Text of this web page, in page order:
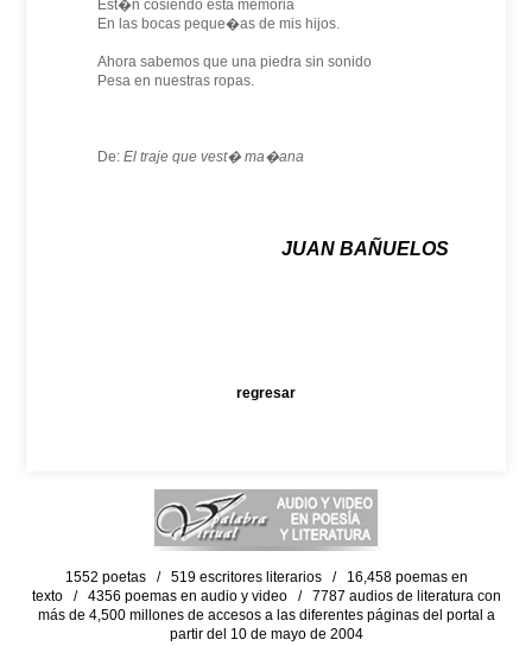
Est�n cosiendo esta memoria
En las bocas peque�as de mis hijos.
Ahora sabemos que una piedra sin sonido
Pesa en nuestras ropas.
De: El traje que vest� ma�ana
JUAN BAÑUELOS
regresar
1552 poetas / 519 escritores literarios / 16,458 poemas en
texto / 4356 poemas en audio y video / 7787 audios de literatura con
más de 4,500 millones de accesos a las diferentes páginas del portal a
partir del 10 de mayo de 2004